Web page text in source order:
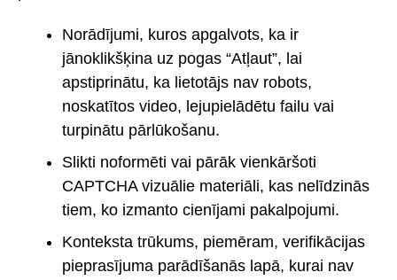
Norādījumi, kuros apgalvots, ka ir
jānoklikšķina uz pogas “Atļaut”, lai
apstiprinātu, ka lietotājs nav robots,
noskatītos video, lejupielādētu failu vai
turpinātu pārlūkošanu.
Slikti noformēti vai pārāk vienkāršoti
CAPTCHA vizuālie materiāli, kas nelīdzinās
tiem, ko izmanto cienījami pakalpojumi.
Konteksta trūkums, piemēram, verifikācijas
pieprasījuma parādīšanās lapā, kurai nav